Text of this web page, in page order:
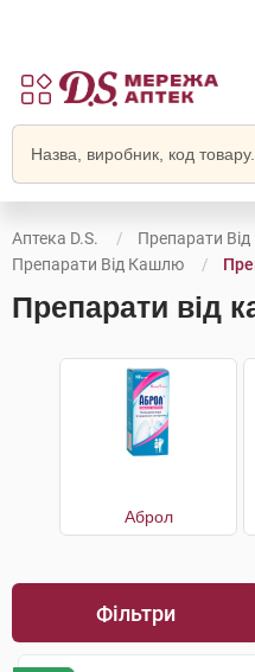
Аптека D.S.
Препарати Від
Препарати Від Кашлю
Препарати від
Аброл
Фільтри